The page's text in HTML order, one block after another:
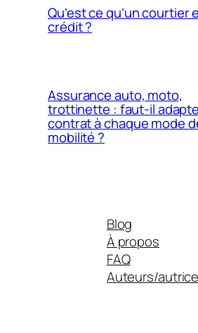
Qu’est ce qu’un courtier
crédit ?
Assurance auto, moto,
trottinette : faut-il
contrat à chaque mode
mobilité ?
Blog
À propos
FAQ
Auteurs/